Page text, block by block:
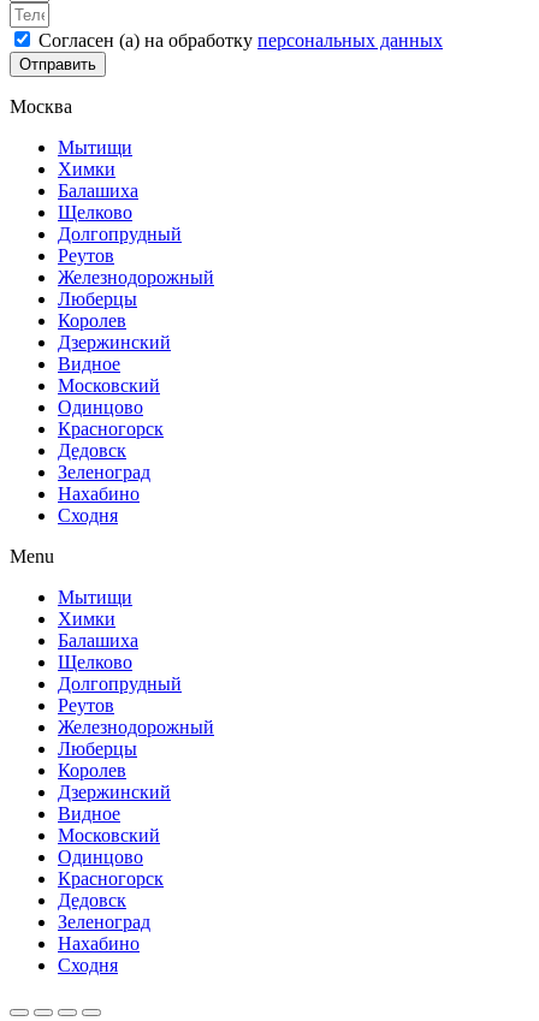
Согласен (а) на обработку персональных данных
Отправить
Москва
Мытищи
Химки
Балашиха
Щелково
Долгопрудный
Реутов
Железнодорожный
Люберцы
Королев
Дзержинский
Видное
Московский
Одинцово
Красногорск
Дедовск
Зеленоград
Нахабино
Сходня
Menu
Мытищи
Химки
Балашиха
Щелково
Долгопрудный
Реутов
Железнодорожный
Люберцы
Королев
Дзержинский
Видное
Московский
Одинцово
Красногорск
Дедовск
Зеленоград
Нахабино
Сходня